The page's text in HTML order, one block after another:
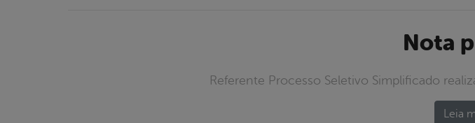
Nota
Referente Processo Seletivo Simplificado
Leia